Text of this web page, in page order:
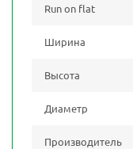
Run on flat
Ширина
Высота
Диаметр
Производитель